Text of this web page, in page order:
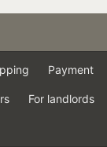
Payment
For landlords